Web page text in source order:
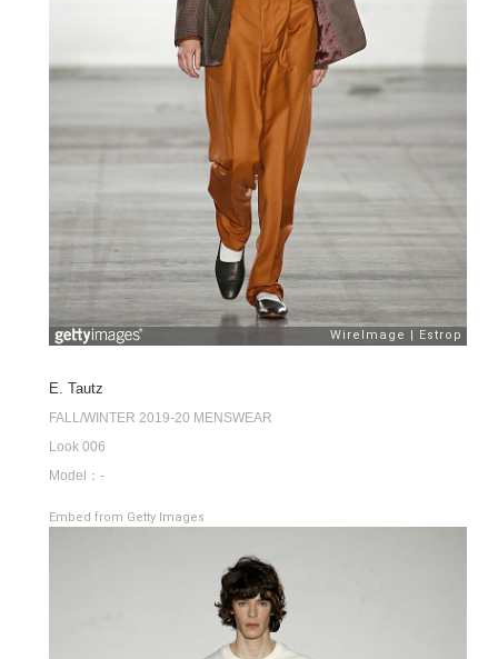
E. Tautz
FALL/WINTER 2019-20 MENSWEAR
Look 006
Model：-
Embed from Getty Images